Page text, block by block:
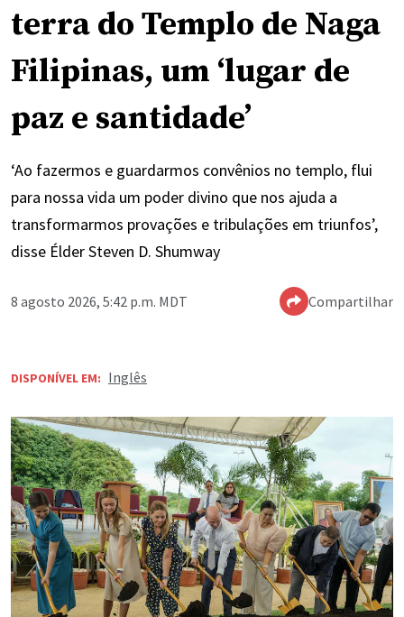
terra do Templo de Naga
Filipinas, um ‘lugar de
paz e santidade’
‘Ao fazermos e guardarmos convênios no templo, flui
para nossa vida um poder divino que nos ajuda a
transformarmos provações e tribulações em triunfos’,
disse Élder Steven D. Shumway
8 agosto 2026, 5:42 p.m. MDT Compartilhar
DISPONÍVEL EM: Inglês